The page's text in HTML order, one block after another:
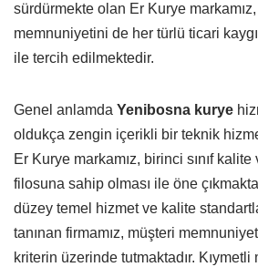
sürdürmekte olan Er Kurye
memnuniyetini de her türlü ticari
ile tercih edilmektedir.
Genel anlamda Yenibosna kurye
oldukça zengin içerikli bir teknik
Er Kurye markamız, birinci sınıf
filosuna sahip olması ile öne
düzey temel hizmet ve kalite
tanınan firmamız, müşteri
kriterin üzerinde tutmaktadır.